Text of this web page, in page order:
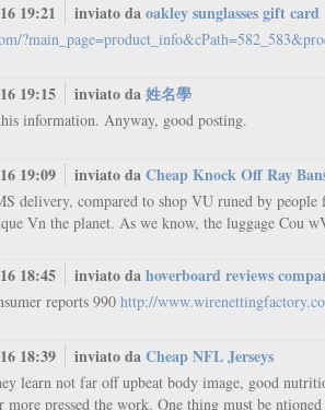
19:21 inviato daoakley sunglasses gift card
19:15 inviato da姓名學
information. Anyway, good posting.
19:09 inviato daCheap Knock Off Ray
delivery, compared to shop VU runed by people
Vn the planet. As we know, the luggage Cou
18:45 inviato dahoverboard reviews
reports 990 http://
18:39 inviato daCheap NFL Jerseys
learn not far off upbeat body image, good
more pressed the work. One thing must be